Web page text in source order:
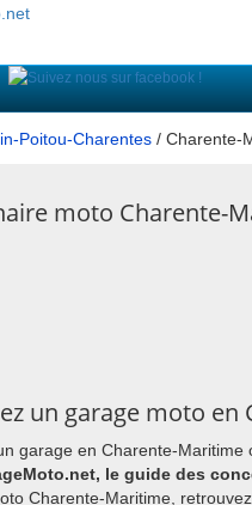
Poitou-Charentes / Charente-
moto Charente-
un garage moto en
garage en Charente-
le guide des
Charente-Maritime,